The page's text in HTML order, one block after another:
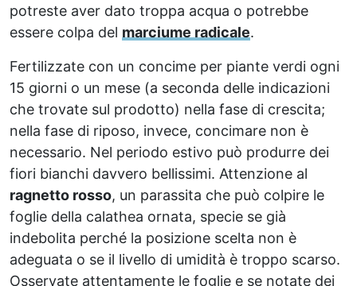
potreste aver dato troppa acqua o potrebbe
essere colpa del marciume radicale.
Fertilizzate con un concime per piante verdi ogni
15 giorni o un mese (a seconda delle indicazioni
che trovate sul prodotto) nella fase di crescita;
nella fase di riposo, invece, concimare non è
necessario. Nel periodo estivo può produrre dei
fiori bianchi davvero bellissimi. Attenzione al
ragnetto rosso, un parassita che può colpire le
foglie della calathea ornata, specie se già
indebolita perché la posizione scelta non è
adeguata o se il livello di umidità è troppo scarso.
Osservate attentamente le foglie e se notate dei